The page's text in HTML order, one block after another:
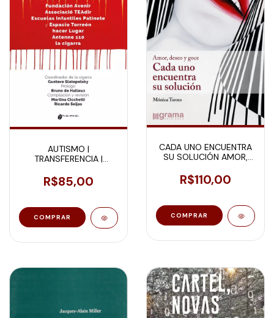
AUTISMO |
TRANSFERENCIA |
R$85,00
CADA UNO ENCUENTRA
SU SOLUCIÓN AMOR,
R$110,00